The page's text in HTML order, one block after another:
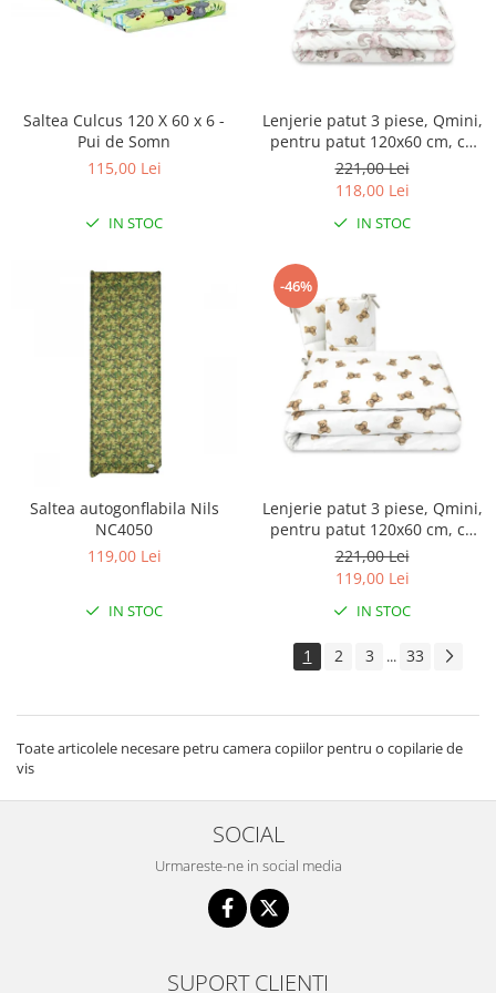
Saltea Culcus 120 X 60 x 6 -
Pui de Somn
115,00 Lei
IN STOC
Lenjerie patut 3 piese, Qmini,
pentru patut 120x60 cm, cu
protectie laterala, din
bumbac, Teddy Bear and
Friends Pink
221,00 Lei
118,00 Lei
IN STOC
Saltea autogonflabila Nils
NC4050
119,00 Lei
IN STOC
-46%
Lenjerie patut 3 piese, Qmini,
pentru patut 120x60 cm, cu
protectie laterala, din
bumbac, Teddy Toys
221,00 Lei
119,00 Lei
IN STOC
1 2 3 ... 33
Toate articolele necesare petru camera copiilor pentru o copilarie de
vis
SOCIAL
Urmareste-ne in social media
SUPORT CLIENTI